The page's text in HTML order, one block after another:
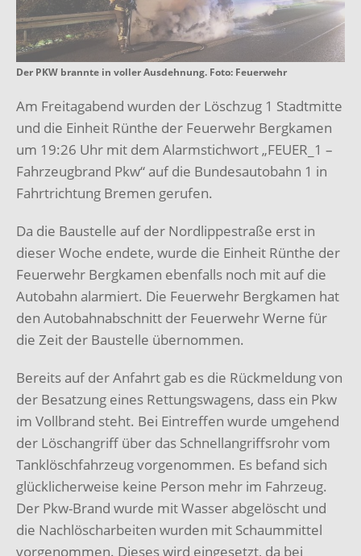
Der PKW brannte in voller Ausdehnung. Foto: Feuerwehr
Am Freitagabend wurden der Löschzug 1 Stadtmitte
und die Einheit Rünthe der Feuerwehr Bergkamen
um 19:26 Uhr mit dem Alarmstichwort „FEUER_1 –
Fahrzeugbrand Pkw“ auf die Bundesautobahn 1 in
Fahrtrichtung Bremen gerufen.
Da die Baustelle auf der Nordlippestraße erst in
dieser Woche endete, wurde die Einheit Rünthe der
Feuerwehr Bergkamen ebenfalls noch mit auf die
Autobahn alarmiert. Die Feuerwehr Bergkamen hat
den Autobahnabschnitt der Feuerwehr Werne für
die Zeit der Baustelle übernommen.
Bereits auf der Anfahrt gab es die Rückmeldung von
der Besatzung eines Rettungswagens, dass ein Pkw
im Vollbrand steht. Bei Eintreffen wurde umgehend
der Löschangriff über das Schnellangriffsrohr vom
Tanklöschfahrzeug vorgenommen. Es befand sich
glücklicherweise keine Person mehr im Fahrzeug.
Der Pkw-Brand wurde mit Wasser abgelöscht und
die Nachlöscharbeiten wurden mit Schaummittel
vorgenommen. Dieses wird eingesetzt, da bei